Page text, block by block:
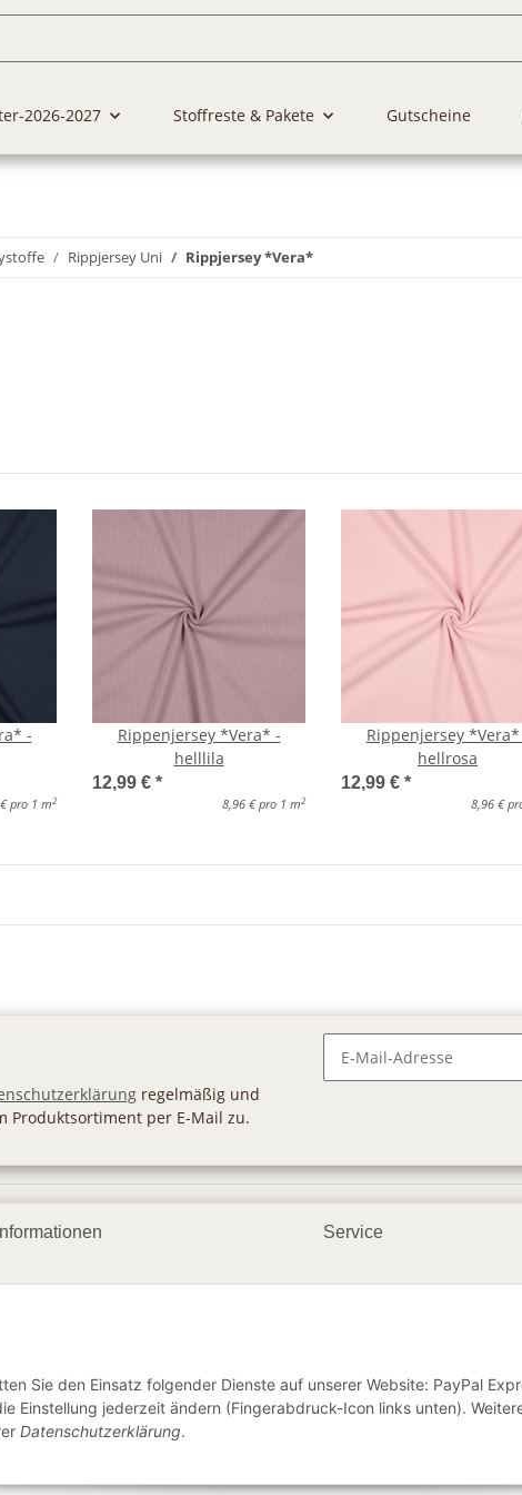
2026-2027 Stoffreste & Pakete Gutscheine
Rippjersey Uni Rippjersey *Vera*
-
pro 1 m2
Rippenjersey *Vera* -
helllila
12,99 € *
8,96 € pro 1 m2
Rippenjersey *Vera*
hellrosa
12,99 € *
8,96 €
regelmäßig und
per E-Mail zu.
Informationen
Zahlungsmöglichkeiten
Newsletter
Service
Geschenkgutscheine
Sie den Einsatz folgender Dienste auf unserer Website: PayPal
Einstellung jederzeit ändern (Fingerabdruck-Icon links unten).
Datenschutzerklärung.